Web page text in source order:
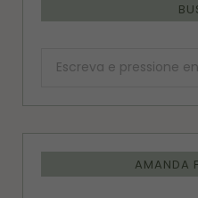
Procurar:
AMANDA